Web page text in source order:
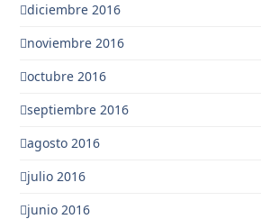
diciembre 2016
noviembre 2016
octubre 2016
septiembre 2016
agosto 2016
julio 2016
junio 2016